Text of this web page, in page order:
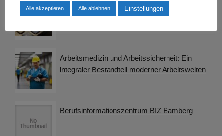
Gehaltsrechner: Mehr als nur Zahlen – Die
Schlüsselrolle bei der Karriereplanung
Arbeitsmedizin und Arbeitssicherheit: Ein
integraler Bestandteil moderner Arbeitswelten
Berufsinformationszentrum BIZ Bamberg
Alle akzeptieren Alle ablehnen Einstellungen